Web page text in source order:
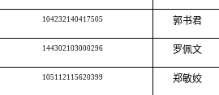
104232140417505 郭书君
144302103000296 罗佩文
105112115620399 郑敏姣